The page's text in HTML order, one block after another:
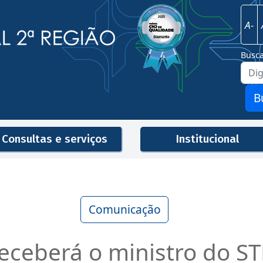
Justiça Federal - 2ª Região
Imagem
A-
Consultas e serviços Institucional
Comunicação
o ministro do